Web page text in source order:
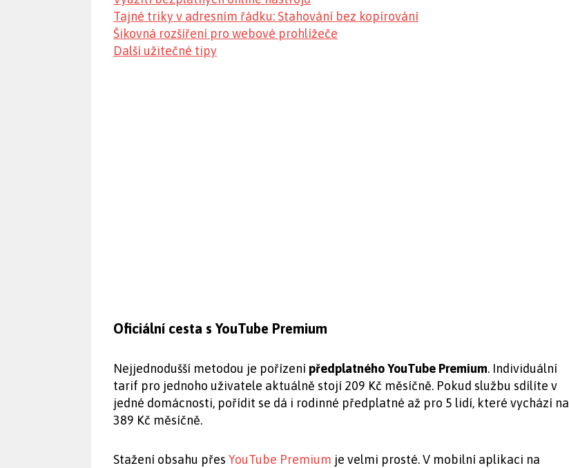
Tajné triky v adresním řádku: Stahování bez kopírování
Šikovná rozšíření pro webové prohlížeče
Další užitečné tipy
Oficiální cesta s YouTube Premium
Nejjednodušší metodou je pořízenípředplatného YouTube Premium. Individuální
tarif pro jednoho uživatele aktuálně stojí 209 Kč měsíčně. Pokud službu sdílíte v
jedné domácnosti, pořídit se dá i rodinné předplatné až pro 5 lidí, které vychází na
389 Kč měsíčně.
Stažení obsahu přes YouTube Premium je velmi prosté. V mobilní aplikaci na